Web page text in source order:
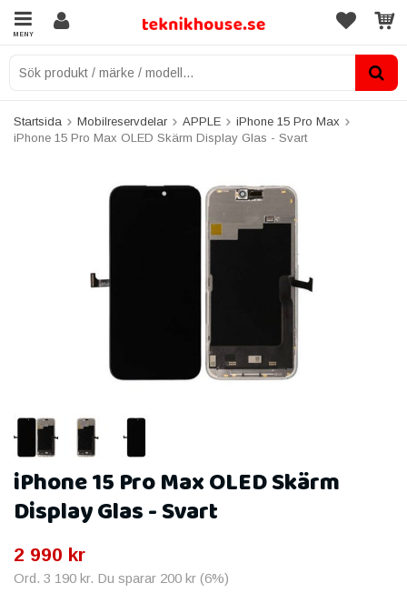
MENY
Startsida Mobilreservdelar APPLE
iPhone 15 Pro Max
iPhone 15 Pro Max OLED Skärm Display Glas - Svart
iPhone 15 Pro Max OLED Skärm
Display Glas - Svart
2 990 kr
Ord. 3 190 kr. Du sparar 200 kr (6%)